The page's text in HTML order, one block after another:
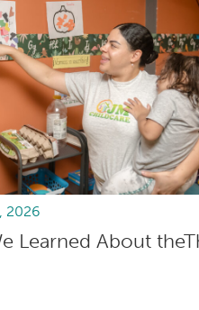
2026
Learned About